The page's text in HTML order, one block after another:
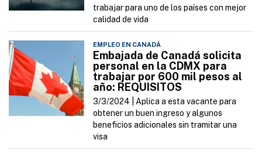
trabajar para uno de los países con mejor
calidad de vida
EMPLEO EN CANADÁ
Embajada de Canadá solicita
personal en la CDMX para
trabajar por 600 mil pesos al
año: REQUISITOS
3/3/2024 | Aplica a esta vacante para
obtener un buen ingreso y algunos
beneficios adicionales sin tramitar una
visa